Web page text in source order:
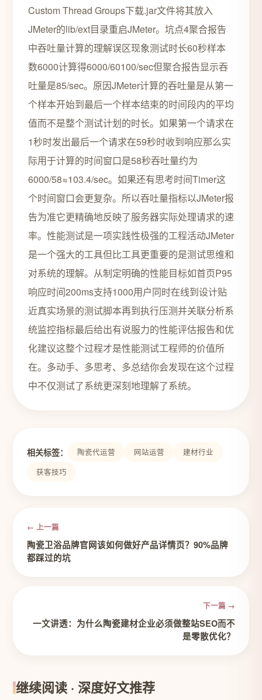
Custom Thread Groups下载.jar文件将其放入
JMeter的lib/ext目录重启JMeter。坑点4聚合报告
中吞吐量计算的理解误区现象测试时长60秒样本
数6000计算得6000/60100/sec但聚合报告显示吞
吐量是85/sec。原因JMeter计算的吞吐量是从第一
个样本开始到最后一个样本结束的时间段内的平均
值而不是整个测试计划的时长。如果第一个请求在
1秒时发出最后一个请求在59秒时收到响应那么实
际用于计算的时间窗口是58秒吞吐量约为
6000/58≈103.4/sec。如果还有思考时间Timer这
个时间窗口会更复杂。所以吞吐量指标以JMeter报
告为准它更精确地反映了服务器实际处理请求的速
率。性能测试是一项实践性极强的工程活动JMeter
是一个强大的工具但比工具更重要的是测试思维和
对系统的理解。从制定明确的性能目标如首页P95
响应时间200ms支持1000用户同时在线到设计贴
近真实场景的测试脚本再到执行压测并关联分析系
统监控指标最后给出有说服力的性能评估报告和优
化建议这整个过程才是性能测试工程师的价值所
在。多动手、多思考、多总结你会发现在这个过程
中不仅测试了系统更深刻地理解了系统。
相关标签： 陶瓷代运营 网站运营
建材行业
获客技巧
← 上一篇
陶瓷卫浴品牌官网该如何做好产品详情页？90%品牌
都踩过的坑
下一篇 →
一文讲透：为什么陶瓷建材企业必须做整站SEO而不
是零散优化？
继续阅读 · 深度好文推荐